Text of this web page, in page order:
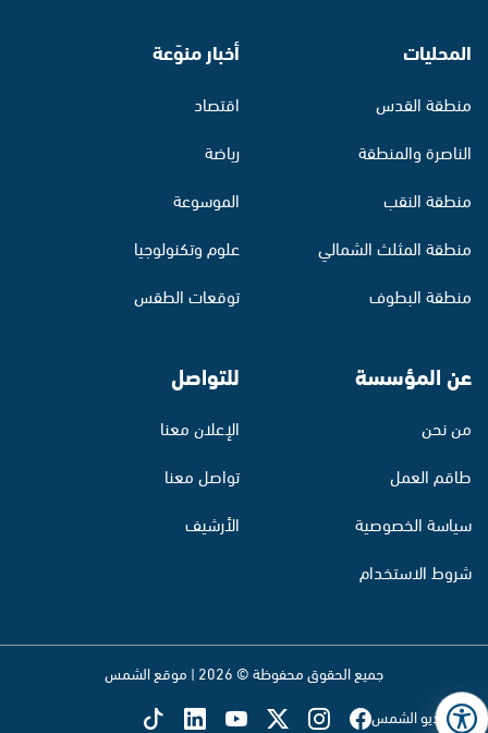
المحليات
منطقة القدس
الناصرة والمنطقة
منطقة النقب
منطقة المثلث الشمالي
منطقة البطوف
أخبار منوّعة
اقتصاد
رياضة
الموسوعة
علوم وتكنولوجيا
توقعات الطقس
عن المؤسسة
من نحن
طاقم العمل
سياسة الخصوصية
شروط الاستخدام
للتواصل
الإعلان معنا
تواصل معنا
الأرشيف
جميع الحقوق محفوظة © 2026 | موقع الشمس
تابع راديو الشمس